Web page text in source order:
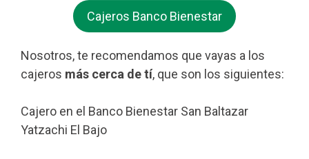
Cajeros Banco Bienestar
Nosotros, te recomendamos que vayas a los
cajeros más cerca de tí, que son los siguientes:
Cajero en el Banco Bienestar San Baltazar
Yatzachi El Bajo